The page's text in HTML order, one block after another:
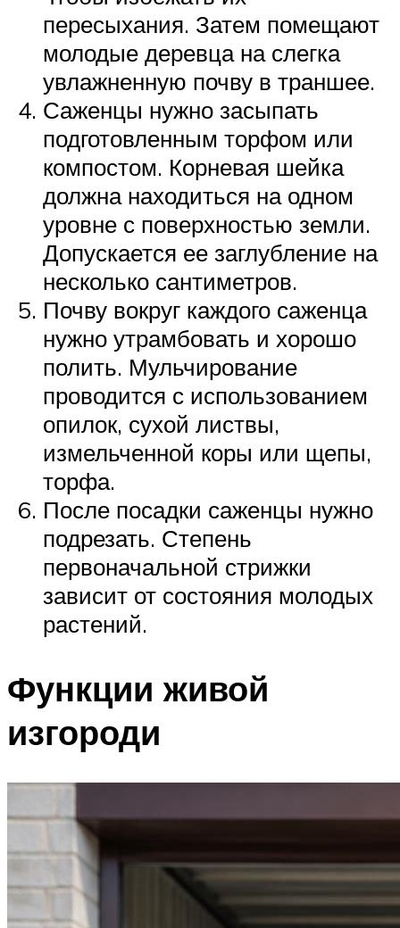
пересыхания. Затем помещают
молодые деревца на слегка
увлажненную почву в траншее.
Саженцы нужно засыпать
подготовленным торфом или
компостом. Корневая шейка
должна находиться на одном
уровне с поверхностью земли.
Допускается ее заглубление на
несколько сантиметров.
Почву вокруг каждого саженца
нужно утрамбовать и хорошо
полить. Мульчирование
проводится с использованием
опилок, сухой листвы,
измельченной коры или щепы,
торфа.
После посадки саженцы нужно
подрезать. Степень
первоначальной стрижки
зависит от состояния молодых
растений.
Функции живой
изгороди